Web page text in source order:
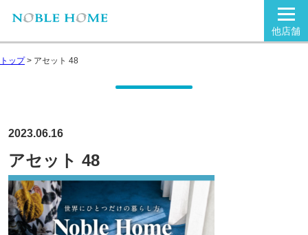
他店舗
トップ> アセット 48
2023.06.16
アセット 48